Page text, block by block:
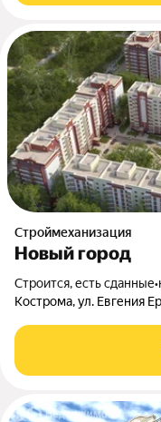
Строймеханизация
Новый город
Строится, есть сданные•
Кострома, ул. Евгения